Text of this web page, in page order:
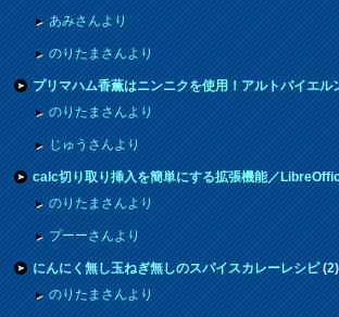
あみさんより
のりたまさんより
プリマハム香薫はニンニクを使用！アルトバイエル
のりたまさんより
じゅうさんより
calc切り取り挿入を簡単にする拡張機能／
のりたまさんより
プーーさんより
にんにく無し玉ねぎ無しのスパイスカレーレシピ(2)
のりたまさんより